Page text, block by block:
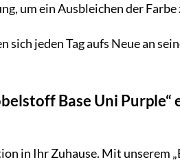
um ein Ausbleichen der
jeden Tag aufs Neue an
Base Uni Purple“
in Ihr Zuhause. Mit unserem